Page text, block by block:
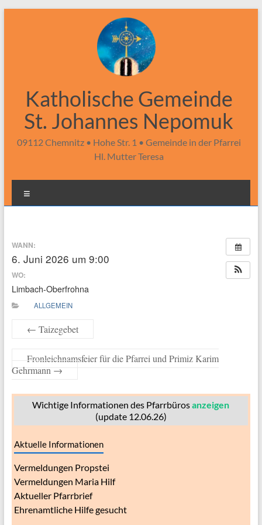
Katholische Gemeinde
St. Johannes Nepomuk
09112 Chemnitz • Hohe Str. 1 • Gemeinde in der Pfarrei
Hl. Mutter Teresa
WANN:
6. Juni 2026 um 9:00
WO:
Limbach-Oberfrohna
ALLGEMEIN
← Taizegebet
Fronleichnamsfeier für die Pfarrei und Primiz Karim
Gehrmann →
Wichtige Informationen des Pfarrbürosanzeigen
(update 12.06.26)
Aktuelle Informationen
Vermeldungen Propstei
Vermeldungen Maria Hilf
Aktueller Pfarrbrief
Ehrenamtliche Hilfe gesucht